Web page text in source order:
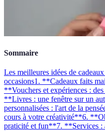
Sommaire
Les meilleures idées de
occasions1. **Cadeaux faits
**Vouchers et expériences :
**Livres : une fenêtre sur un
personnalisées : l'art de la
cours à votre créativité**6.
praticité et fun**7. **Services :